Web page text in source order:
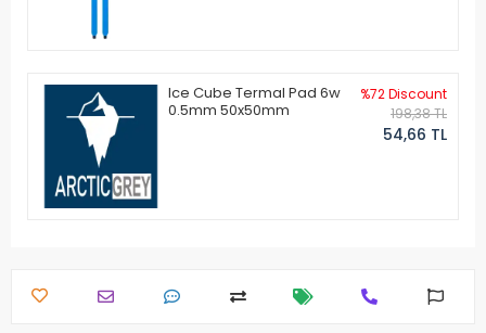
Ice Cube Termal Pad 6w
0.5mm 50x50mm
%72 Discount
198,38 TL
54,66 TL